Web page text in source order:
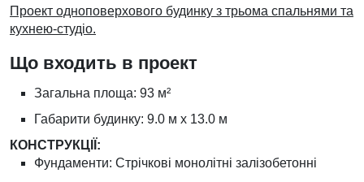
Проект одноповерхового будинку з трьома спальнями та
кухнею-студіо.
Що входить в проект
Загальна площа: 93 м²
Габарити будинку: 9.0 м х 13.0 м
КОНСТРУКЦІЇ:
Фундаменти: Стрічкові монолітні залізобетонні